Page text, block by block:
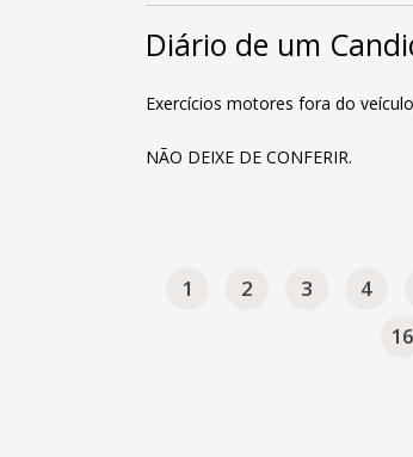
Diário de um
Exercícios motores fora do
NÃO DEIXE DE CONFERIR.
1 2 3 4
16